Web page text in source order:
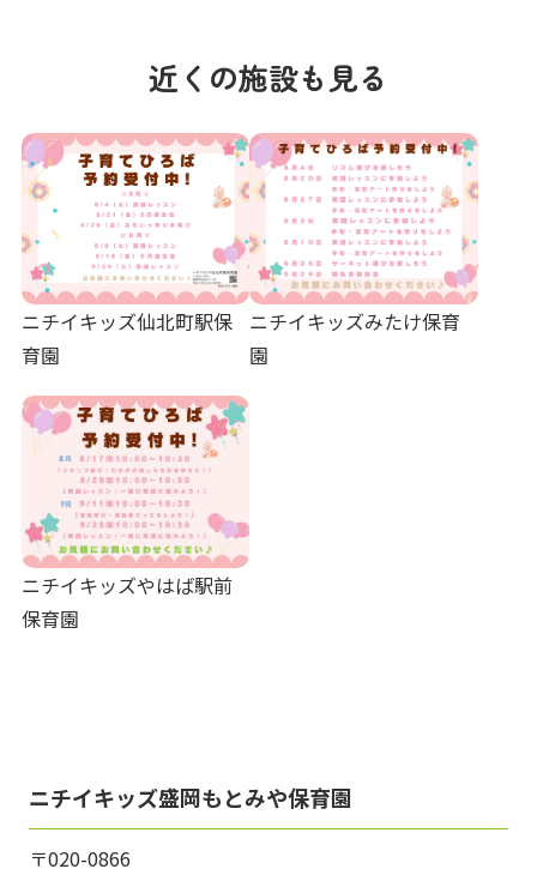
近くの施設も見る
ニチイキッズ仙北町駅保
育園
ニチイキッズみたけ保育
園
ニチイキッズやはば駅前
保育園
ニチイキッズ盛岡もとみや保育園
〒020-0866